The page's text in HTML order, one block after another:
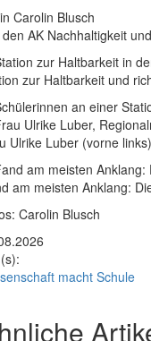
Carolin Blusch
AK Nachhaltigkeit
zur Haltbarkeit und
Bilder
Ulrike Luber (vorne
am meisten Anklang:
Carolin Blusch
macht Schule